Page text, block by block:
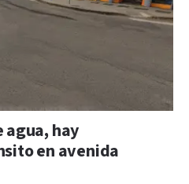
agua, hay
en avenida